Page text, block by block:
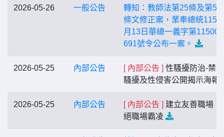
2026-05-26 一般公告
轉知：教師法第25條及第53
條文修正案，業奉總統115
月13日華總一義字第
691號令公布一案。
2026-05-25 內部公告 [ 內部公告 ] 性騷擾防治-禁
騷擾及性侵害公開揭示海報
2026-05-25 內部公告 [ 內部公告 ] 建立友善職場、
絕職場霸凌